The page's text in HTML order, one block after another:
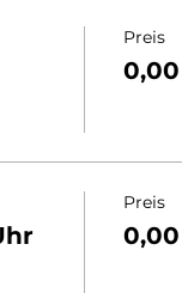
Preis
Preis